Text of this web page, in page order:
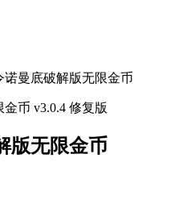
诺曼底破解版无限金币
版无限金币